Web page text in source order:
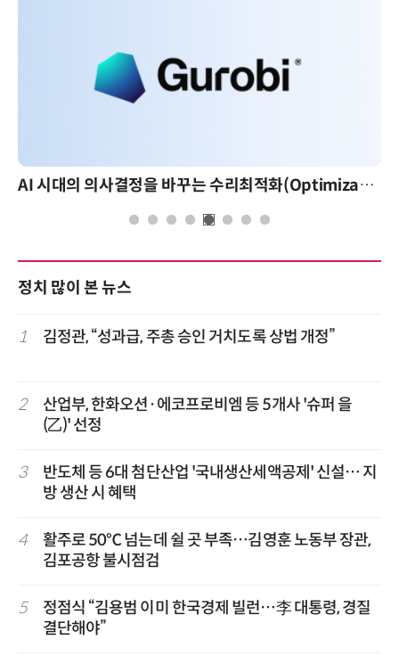
AI 시대의 의사결정을 바꾸는 수리최적화(Optimization): 실제 산업 적용 사례와 활용 전략
정치 많이 본 뉴스
1 김정관, “성과급, 주총 승인 거치도록 상법 개정”
2
산업부, 한화오션·에코프로비엠 등 5개사 '슈퍼 을
(乙)' 선정
3
반도체 등 6대 첨단산업 '국내생산세액공제' 신설… 지
방 생산 시 혜택
4
활주로 50℃ 넘는데 쉴 곳 부족…김영훈 노동부 장관,
김포공항 불시점검
5
정점식 “김용범 이미 한국경제 빌런…李 대통령, 경질
결단해야”